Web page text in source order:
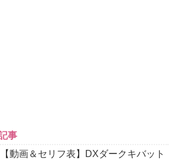
事
【動画＆セリフ表】DXダークキバット